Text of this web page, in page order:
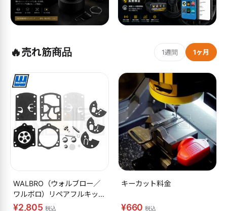
🔥売れ筋商品 1週間 1ヶ月
WALBRO（ウォルブロー／
ワルボロ）リペアフルキット
K10-WB
¥2,805 税込
キーカット料金
¥660税込